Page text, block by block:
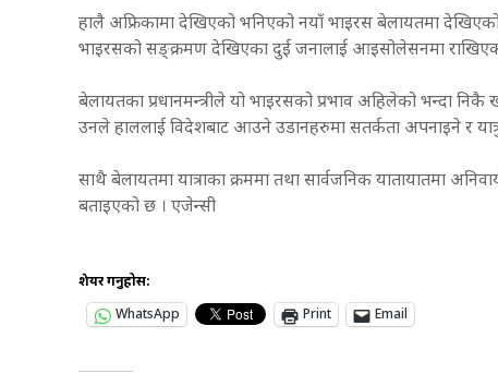
हालै अफ्रिकामा देखिएको भनिएको नयाँ भाइरस बेलायतमा
भाइरसको सङ्क्रमण देखिएका दुई जनालाई आइसोलेसनमा
बेलायतका प्रधानमन्त्रीले यो भाइरसको प्रभाव अहिलेको भन्दा
उनले हाललाई विदेशबाट आउने उडानहरुमा सतर्कता अपनाइने र
साथै बेलायतमा यात्राका क्रममा तथा सार्वजनिक यातायातमा
बताइएको छ । एजेन्सी
शेयर गर्नुहोस:
WhatsApp
Print Email